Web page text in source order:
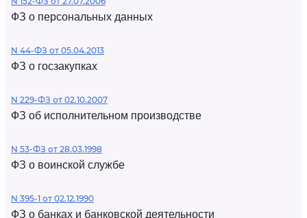
ФЗ о персональных данных
N 44-ФЗ от 05.04.2013
ФЗ о госзакупках
N 229-ФЗ от 02.10.2007
ФЗ об исполнительном производстве
N 53-ФЗ от 28.03.1998
ФЗ о воинской службе
N 395-1 от 02.12.1990
ФЗ о банках и банковской деятельности